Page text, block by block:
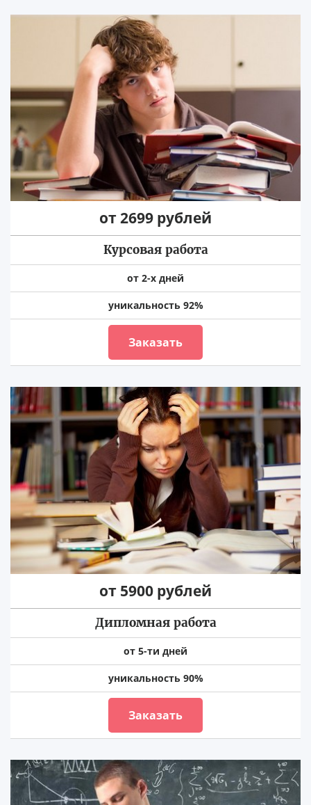
от 2699 рублей
Курсовая работа
от 2-х дней
уникальность 92%
Заказать
от 5900 рублей
Дипломная работа
от 5-ти дней
уникальность 90%
Заказать